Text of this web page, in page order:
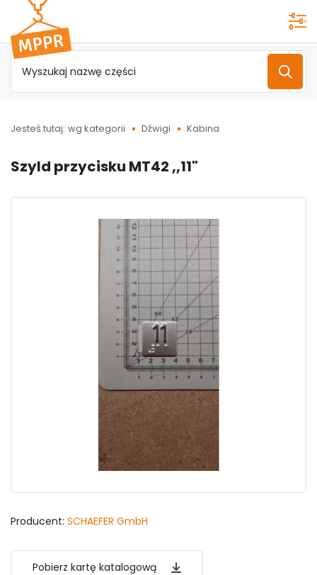
Przejdź do
menu
głównego
Jesteś tutaj: wg kategorii Dźwigi Kabina
Szyld przycisku MT42 ,,11"
Producent: SCHAEFER GmbH
Pobierz kartę katalogową